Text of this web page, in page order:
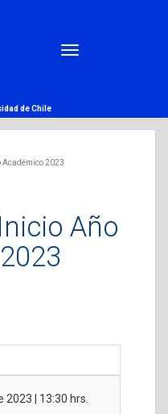
de Chile
Académico 2023
Año
2023 | 13:30 hrs.